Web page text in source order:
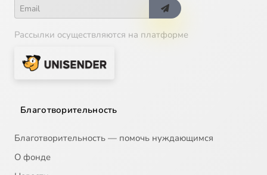
Рассылки осуществляются на платформе
Благотворительность
Благотворительность — помочь нуждающимся
О фонде